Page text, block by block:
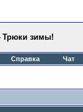
Трюки зимы!
Справка Чат